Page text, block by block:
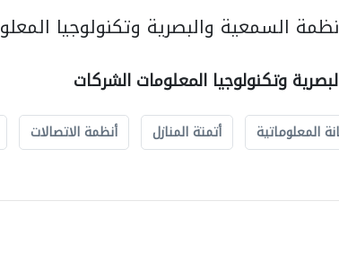
السمعية والبصرية وتكنولوجيا
وتكنولوجيا المعلومات الشركات
المعلوماتية أتمتة المنازل أنظمة الاتصالات